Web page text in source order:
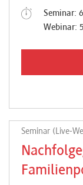
Seminar:
Webinar:
Seminar (Live-